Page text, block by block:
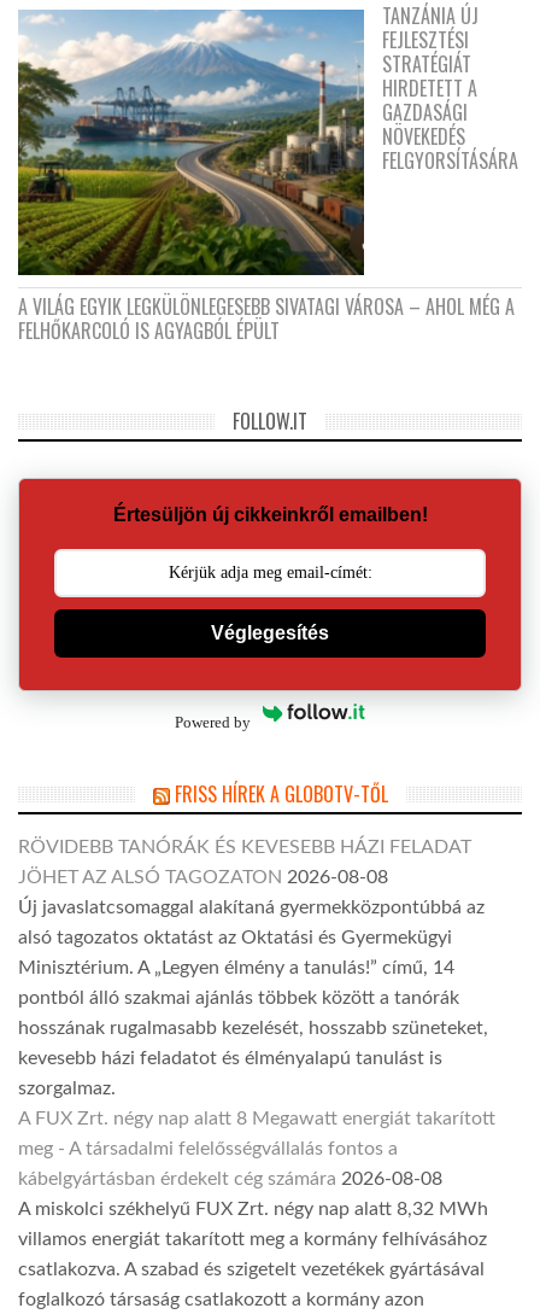
TANZÁNIA ÚJ
FEJLESZTÉSI
STRATÉGIÁT
HIRDETETT A
GAZDASÁGI
NÖVEKEDÉS
FELGYORSÍTÁSÁRA
A VILÁG EGYIK LEGKÜLÖNLEGESEBB SIVATAGI VÁROSA – AHOL MÉG A
FELHŐKARCOLÓ IS AGYAGBÓL ÉPÜLT
FOLLOW.IT
Értesüljön új cikkeinkről emailben!
Véglegesítés
Powered by
FRISS HÍREK A GLOBOTV-TŐL
RÖVIDEBB TANÓRÁK ÉS KEVESEBB HÁZI FELADAT
JÖHET AZ ALSÓ TAGOZATON 2026-08-08
Új javaslatcsomaggal alakítaná gyermekközpontúbbá az
alsó tagozatos oktatást az Oktatási és Gyermekügyi
Minisztérium. A „Legyen élmény a tanulás!” című, 14
pontból álló szakmai ajánlás többek között a tanórák
hosszának rugalmasabb kezelését, hosszabb szüneteket,
kevesebb házi feladatot és élményalapú tanulást is
szorgalmaz.
A FUX Zrt. négy nap alatt 8 Megawatt energiát takarított
meg - A társadalmi felelősségvállalás fontos a
kábelgyártásban érdekelt cég számára 2026-08-08
A miskolci székhelyű FUX Zrt. négy nap alatt 8,32 MWh
villamos energiát takarított meg a kormány felhívásához
csatlakozva. A szabad és szigetelt vezetékek gyártásával
foglalkozó társaság csatlakozott a kormány azon